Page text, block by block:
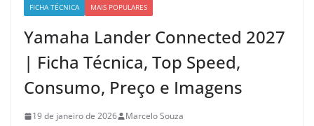
FICHA TÉCNICA MAIS POPULARES
Yamaha Lander Connected 2027
| Ficha Técnica, Top Speed,
Consumo, Preço e Imagens
19 de janeiro de 2026 Marcelo Souza